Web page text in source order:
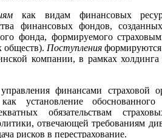
как видам финансовых
финансовых фондов,
фонда, формируемого
обществ). Поступления формируются
компании, в рамках
финансами страховой
установление
обязательствам
отвечающей требованиям
рисков в перестрахование.